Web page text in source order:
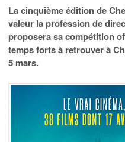
La cinquième édition de
valeur la profession de
proposera sa compétition
temps forts à retrouver à
5 mars.